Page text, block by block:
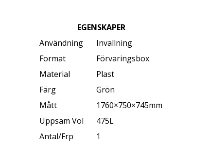
EGENSKAPER
Användning
Invallning
Format
Förvaringsbox
Material
Plast
Färg
Grön
Mått
1760×750×745mm
Uppsam Vol
475L
Antal/Frp
1